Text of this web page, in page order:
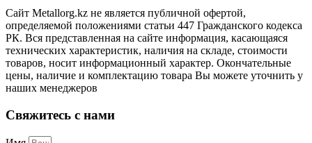
Сайт Metallorg.kz не является публичной офертой,
определяемой положениями статьи 447 Гражданского кодекса
РК. Вся представленная на сайте информация, касающаяся
технических характеристик, наличия на складе, стоимости
товаров, носит информационный характер. Окончательные
цены, наличие и комплектацию товара Вы можете уточнить у
наших менеджеров
Свяжитесь с нами